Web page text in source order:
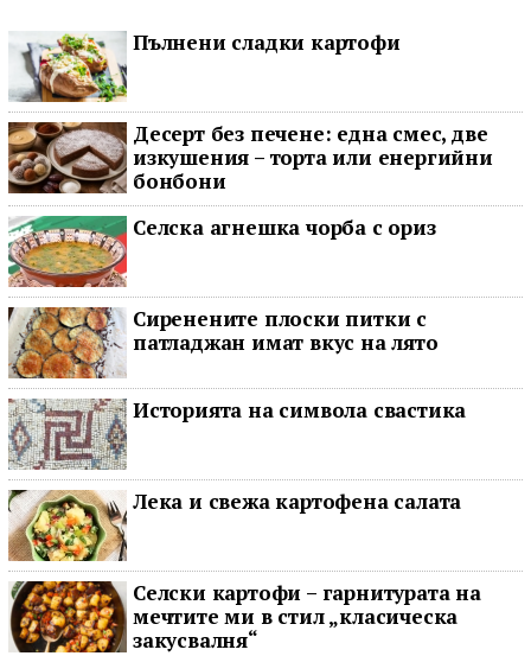
Пълнени сладки картофи
Десерт без печене: една смес, две
изкушения – торта или енергийни
бонбони
Селска агнешка чорба с ориз
Сиренените плоски питки с
патладжан имат вкус на лято
Историята на символа свастика
Лека и свежа картофена салата
Селски картофи – гарнитурата на
мечтите ми в стил „класическа
закусвалня“